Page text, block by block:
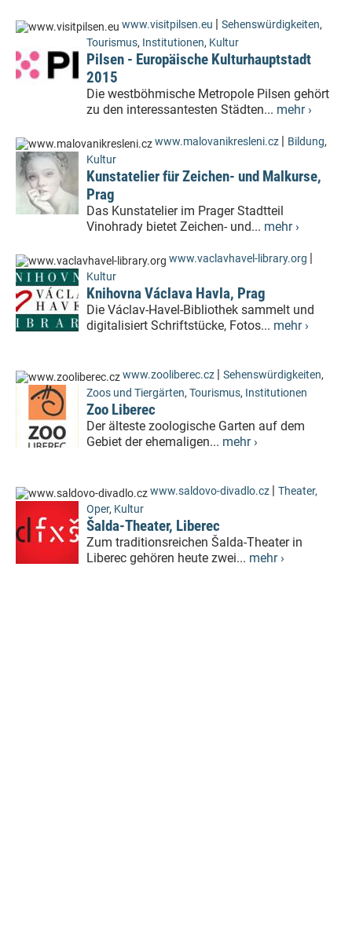
www.visitpilsen.eu | Sehenswürdigkeiten,
Tourismus, Institutionen, Kultur
Pilsen - Europäische Kulturhauptstadt
2015
Die westböhmische Metropole Pilsen gehört
zu den interessantesten Städten... mehr ›
www.malovanikresleni.cz | Bildung,
Kultur
Kunstatelier für Zeichen- und Malkurse,
Prag
Das Kunstatelier im Prager Stadtteil
Vinohrady bietet Zeichen- und... mehr ›
www.vaclavhavel-library.org |
Kultur
Knihovna Václava Havla, Prag
Die Václav-Havel-Bibliothek sammelt und
digitalisiert Schriftstücke, Fotos... mehr ›
www.zooliberec.cz | Sehenswürdigkeiten,
Zoos und Tiergärten, Tourismus, Institutionen
Zoo Liberec
Der älteste zoologische Garten auf dem
Gebiet der ehemaligen... mehr ›
www.saldovo-divadlo.cz | Theater,
Oper, Kultur
Šalda-Theater, Liberec
Zum traditionsreichen Šalda-Theater in
Liberec gehören heute zwei... mehr ›